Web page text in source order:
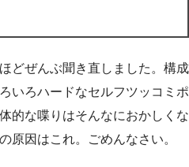
どぜんぶ聞き直しました。構成
いろハードなセルフツッコミポ
的な喋りはそんなにおかしくな
原因はこれ。ごめんなさい。